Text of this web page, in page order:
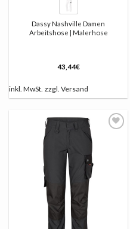
Dassy Nashville Damen
Arbeitshose | Malerhose
43,44€
inkl. MwSt. zzgl. Versand